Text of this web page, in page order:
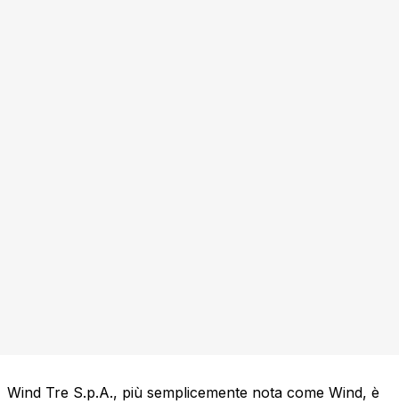
Wind Tre S.p.A., più semplicemente nota come Wind, è